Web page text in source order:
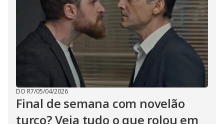
DO R7/05/04/2026
Final de semana com novelão
turco? Veja tudo o que rolou em